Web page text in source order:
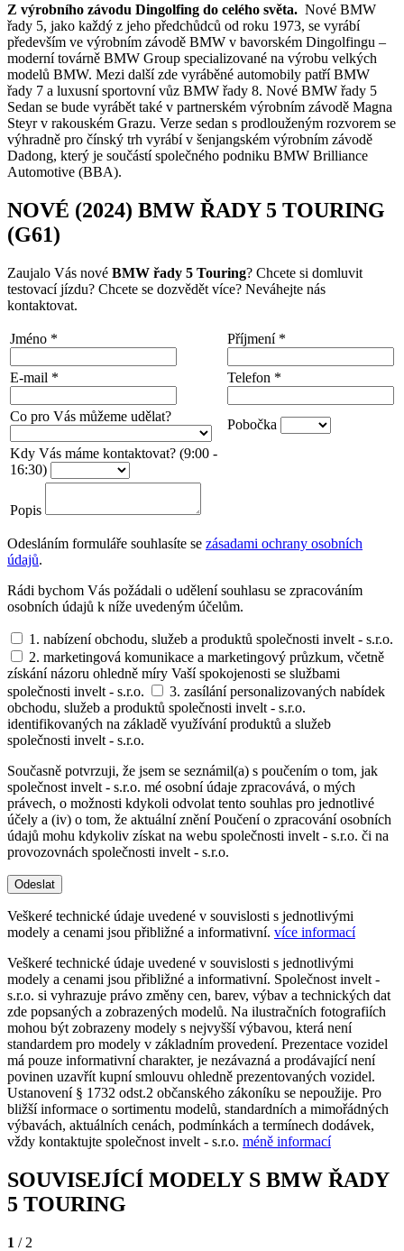
Z výrobního závodu Dingolfing do celého světa. Nové BMW
řady 5, jako každý z jeho předchůdců od roku 1973, se vyrábí
především ve výrobním závodě BMW v bavorském Dingolfingu –
moderní továrně BMW Group specializované na výrobu velkých
modelů BMW. Mezi další zde vyráběné automobily patří BMW
řady 7 a luxusní sportovní vůz BMW řady 8. Nové BMW řady 5
Sedan se bude vyrábět také v partnerském výrobním závodě Magna
Steyr v rakouském Grazu. Verze sedan s prodlouženým rozvorem se
výhradně pro čínský trh vyrábí v šenjangském výrobním závodě
Dadong, který je součástí společného podniku BMW Brilliance
Automotive (BBA).
NOVÉ (2024) BMW ŘADY 5 TOURING
(G61)
Zaujalo Vás nové BMW řady 5 Touring? Chcete si domluvit
testovací jízdu? Chcete se dozvědět více? Neváhejte nás
kontaktovat.
Jméno * Příjmení *
E-mail * Telefon *
Co pro Vás můžeme udělat?
Pobočka
Kdy Vás máme kontaktovat? (9:00 -
16:30)
Popis
Odesláním formuláře souhlasíte se zásadami ochrany osobních
údajů.
Rádi bychom Vás požádali o udělení souhlasu se zpracováním
osobních údajů k níže uvedeným účelům.
1. nabízení obchodu, služeb a produktů společnosti invelt - s.r.o.
2. marketingová komunikace a marketingový průzkum, včetně
získání názoru ohledně míry Vaší spokojenosti se službami
společnosti invelt - s.r.o.
3. zasílání personalizovaných nabídek
obchodu, služeb a produktů společnosti invelt - s.r.o.
identifikovaných na základě využívání produktů a služeb
společnosti invelt - s.r.o.
Současně potvrzuji, že jsem se seznámil(a) s poučením o tom, jak
společnost invelt - s.r.o. mé osobní údaje zpracovává, o mých
právech, o možnosti kdykoli odvolat tento souhlas pro jednotlivé
účely a (iv) o tom, že aktuální znění Poučení o zpracování osobních
údajů mohu kdykoliv získat na webu společnosti invelt - s.r.o. či na
provozovnách společnosti invelt - s.r.o.
Odeslat
Veškeré technické údaje uvedené v souvislosti s jednotlivými
modely a cenami jsou přibližné a informativní. více informací
Veškeré technické údaje uvedené v souvislosti s jednotlivými
modely a cenami jsou přibližné a informativní. Společnost invelt -
s.r.o. si vyhrazuje právo změny cen, barev, výbav a technických dat
zde popsaných a zobrazených modelů. Na ilustračních fotografiích
mohou být zobrazeny modely s nejvyšší výbavou, která není
standardem pro modely v základním provedení. Prezentace vozidel
má pouze informativní charakter, je nezávazná a prodávající není
povinen uzavřít kupní smlouvu ohledně prezentovaných vozidel.
Ustanovení § 1732 odst.2 občanského zákoníku se nepoužije. Pro
bližší informace o sortimentu modelů, standardních a mimořádných
výbavách, aktuálních cenách, podmínkách a termínech dodávek,
vždy kontaktujte společnost invelt - s.r.o. méně informací
SOUVISEJÍCÍ MODELY S BMW ŘADY
5 TOURING
1 / 2